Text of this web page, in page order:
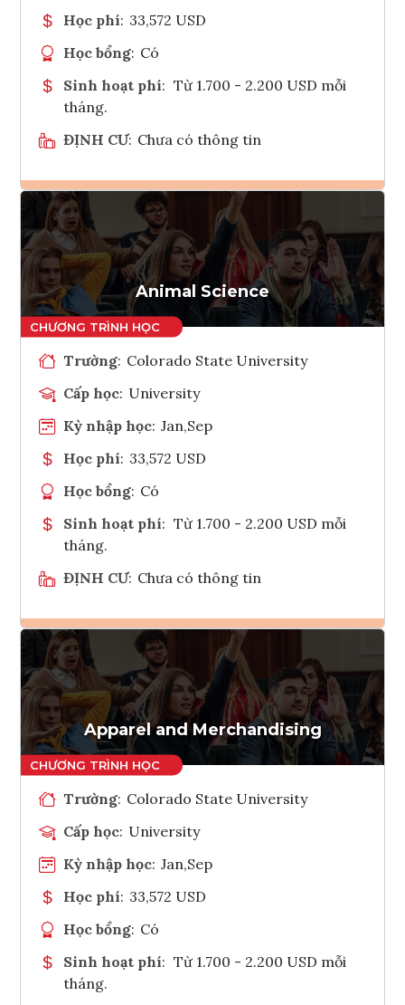
Học phí: 33,572 USD
Học bổng: Có
Sinh hoạt phí: Từ 1.700 - 2.200 USD mỗi
tháng.
ĐỊNH CƯ: Chưa có thông tin
Ghi danh
Tham vấn Interlink
Animal Science
Trường: Colorado State University
Cấp học: University
Kỳ nhập học: Jan,Sep
Học phí: 33,572 USD
Học bổng: Có
Sinh hoạt phí: Từ 1.700 - 2.200 USD mỗi
tháng.
ĐỊNH CƯ: Chưa có thông tin
Ghi danh
Tham vấn Interlink
Apparel and Merchandising
Trường: Colorado State University
Cấp học: University
Kỳ nhập học: Jan,Sep
Học phí: 33,572 USD
Học bổng: Có
Sinh hoạt phí: Từ 1.700 - 2.200 USD mỗi
tháng.